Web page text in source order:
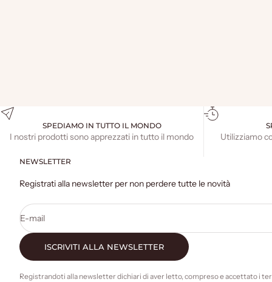
SPEDIAMO IN TUTTO IL MONDO
I nostri prodotti sono apprezzati in tutto il mondo
Utilizziamo
NEWSLETTER
Registrati alla newsletter per non perdere tutte le novità
E-mail
ISCRIVITI ALLA NEWSLETTER
Registrandoti alla newsletter dichiari di aver letto, compreso e accettato i